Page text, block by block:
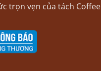
trọn vẹn của tách Coffee